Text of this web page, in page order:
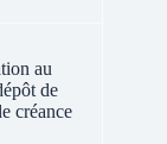
au
de
créance